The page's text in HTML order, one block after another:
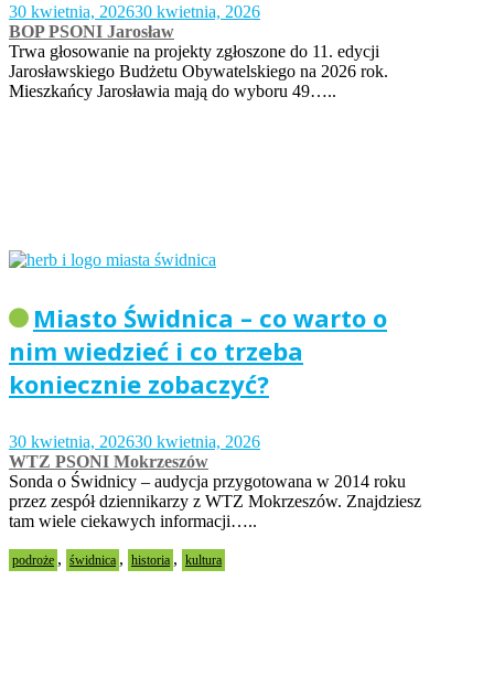
30 kwietnia, 202630 kwietnia, 2026
BOP PSONI Jarosław
Trwa głosowanie na projekty zgłoszone do 11. edycji
Jarosławskiego Budżetu Obywatelskiego na 2026 rok.
Mieszkańcy Jarosławia mają do wyboru 49…..
Miasto Świdnica – co warto o
nim wiedzieć i co trzeba
koniecznie zobaczyć?
30 kwietnia, 202630 kwietnia, 2026
WTZ PSONI Mokrzeszów
Sonda o Świdnicy – audycja przygotowana w 2014 roku
przez zespół dziennikarzy z WTZ Mokrzeszów. Znajdziesz
tam wiele ciekawych informacji…..
podroże , świdnica , historia , kultura